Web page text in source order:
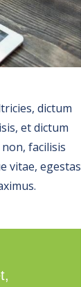
dictum
et dictum
facilisis
vitae, egestas